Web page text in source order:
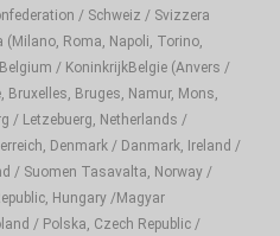
/ Schweiz / Svizzera
(Milano, Roma, Napoli, Torino,
/ KoninkrijkBelgie (Anvers /
Bruxelles, Bruges, Namur, Mons,
/ Letzebuerg, Netherlands /
Denmark / Danmark, Ireland /
/ Suomen Tasavalta, Norway /
Hungary /Magyar
/ Polska, Czech Republic /